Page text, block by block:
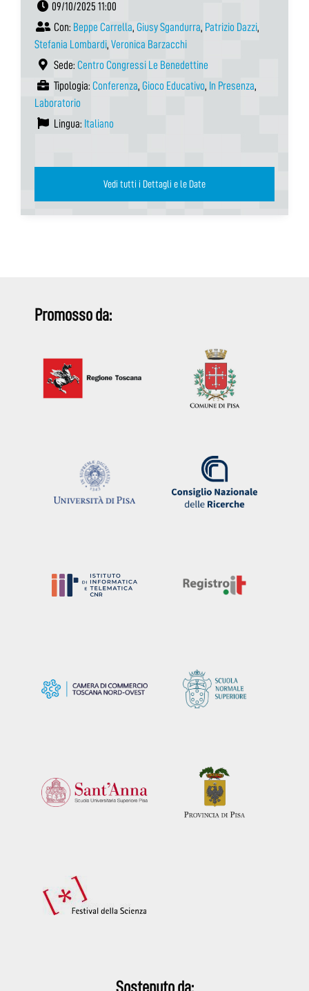
09/10/2025 11:00
Con: Beppe Carrella, Giusy Sgandurra, Patrizio Dazzi,
Stefania Lombardi, Veronica Barzacchi
Sede: Centro Congressi Le Benedettine
Tipologia: Conferenza, Gioco Educativo, In Presenza,
Laboratorio
Lingua: Italiano
Vedi tutti i Dettagli e le Date
Promosso da:
Sostenuto da: